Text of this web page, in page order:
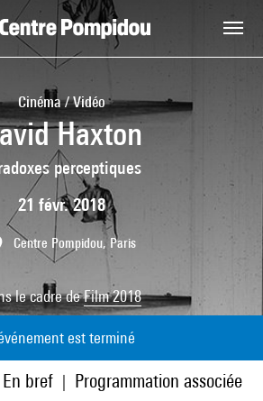
Cinéma / Vidéo
Haxton
perceptiques
21 févr. 2018
Centre Pompidou, Paris
le cadre deFilm 2018
est terminé
En bref Programmation associée